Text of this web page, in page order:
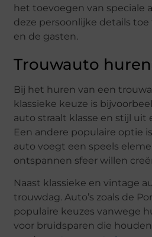
het toevoegen van speciale
deze persoonlijke details
en de gasten.
Trouwauto
Bij het huren van een
klassieke keuze is
auto straalt klasse en stijl
Een andere populaire optie
auto voegt een speels
ontspannen sfeer willen
Naast klassieke en vintage
trouwdag. Auto’s zoals de
populaire keuzes vanwege
voor bruidsparen die